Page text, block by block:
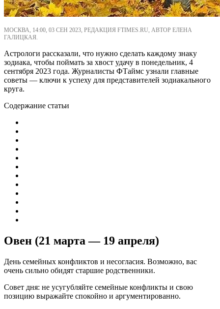
МОСКВА, 14:00, 03 СЕН 2023, РЕДАКЦИЯ FTIMES.RU, АВТОР ЕЛЕНА
ГАЛИЦКАЯ.
Астрологи рассказали, что нужно сделать каждому знаку
зодиака, чтобы поймать за хвост удачу в понедельник, 4
сентября 2023 года. Журналисты ФТаймс узнали главные
советы — ключи к успеху для представителей зодиакального
круга.
Содержание статьи
Овен (21 марта — 19 апреля)
День семейных конфликтов и несогласия. Возможно, вас
очень сильно обидят старшие родственники.
Совет дня: не усугубляйте семейные конфликты и свою
позицию выражайте спокойно и аргументированно.